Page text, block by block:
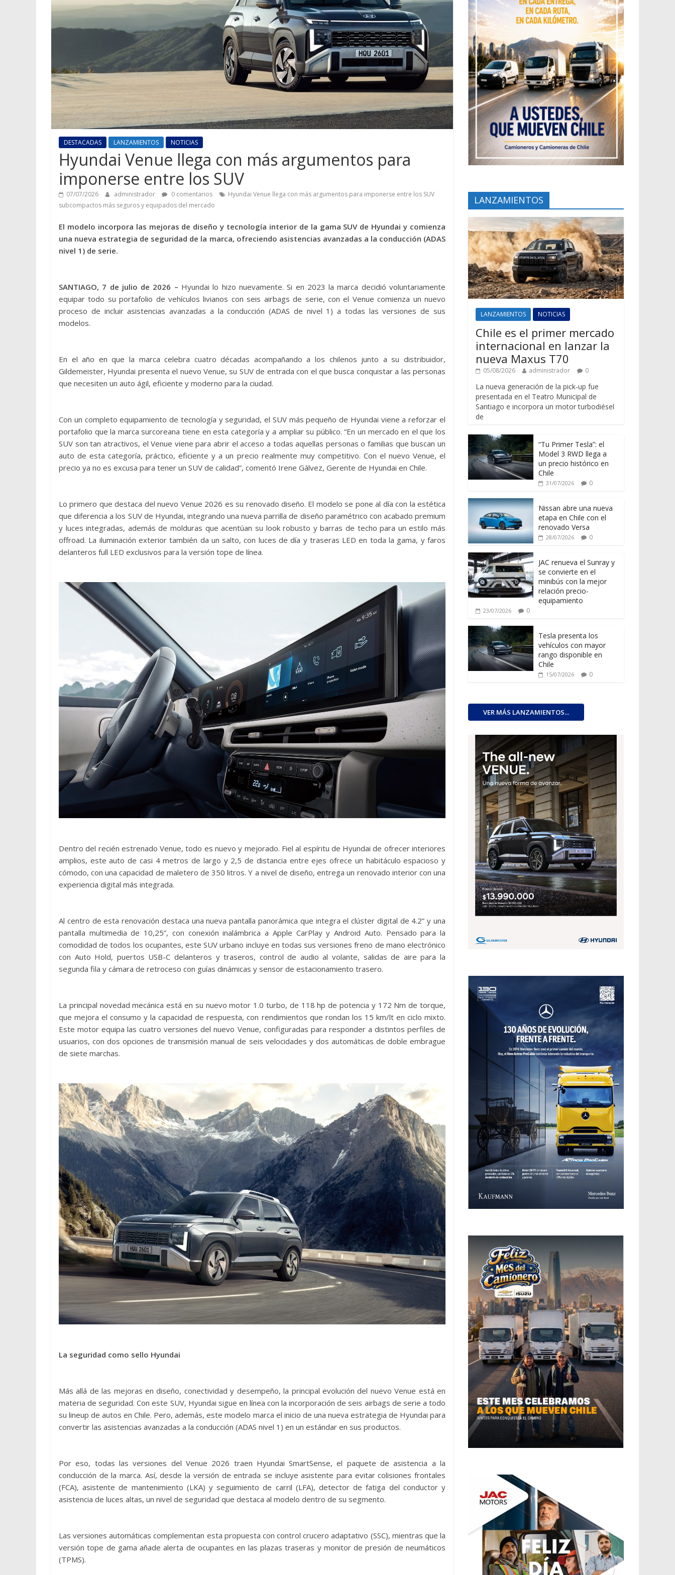
DESTACADAS LANZAMIENTOS NOTICIAS
Hyundai Venue llega con más argumentos para
imponerse entre los SUV
07/07/2026 administrador 0 comentarios
Hyundai Venue llega con más argumentos para imponerse entre los SUV
subcompactos más seguros y equipados del mercado
El modelo incorpora las mejoras de diseño y tecnología interior de la gama SUV de Hyundai y comienza
una nueva estrategia de seguridad de la marca, ofreciendo asistencias avanzadas a la conducción (ADAS
nivel 1) de serie.
SANTIAGO, 7 de julio de 2026 – Hyundai lo hizo nuevamente. Si en 2023 la marca decidió voluntariamente
equipar todo su portafolio de vehículos livianos con seis airbags de serie, con el Venue comienza un nuevo
proceso de incluir asistencias avanzadas a la conducción (ADAS de nivel 1) a todas las versiones de sus
modelos.
En el año en que la marca celebra cuatro décadas acompañando a los chilenos junto a su distribuidor,
Gildemeister, Hyundai presenta el nuevo Venue, su SUV de entrada con el que busca conquistar a las personas
que necesiten un auto ágil, eficiente y moderno para la ciudad.
Con un completo equipamiento de tecnología y seguridad, el SUV más pequeño de Hyundai viene a reforzar el
portafolio que la marca surcoreana tiene en esta categoría y a ampliar su público. “En un mercado en el que los
SUV son tan atractivos, el Venue viene para abrir el acceso a todas aquellas personas o familias que buscan un
auto de esta categoría, práctico, eficiente y a un precio realmente muy competitivo. Con el nuevo Venue, el
precio ya no es excusa para tener un SUV de calidad”, comentó Irene Gálvez, Gerente de Hyundai en Chile.
Lo primero que destaca del nuevo Venue 2026 es su renovado diseño. El modelo se pone al día con la estética
que diferencia a los SUV de Hyundai, integrando una nueva parrilla de diseño paramétrico con acabado premium
y luces integradas, además de molduras que acentúan su look robusto y barras de techo para un estilo más
offroad. La iluminación exterior también da un salto, con luces de día y traseras LED en toda la gama, y faros
delanteros full LED exclusivos para la versión tope de línea.
Dentro del recién estrenado Venue, todo es nuevo y mejorado. Fiel al espíritu de Hyundai de ofrecer interiores
amplios, este auto de casi 4 metros de largo y 2,5 de distancia entre ejes ofrece un habitáculo espacioso y
cómodo, con una capacidad de maletero de 350 litros. Y a nivel de diseño, entrega un renovado interior con una
experiencia digital más integrada.
Al centro de esta renovación destaca una nueva pantalla panorámica que integra el clúster digital de 4.2” y una
pantalla multimedia de 10,25”, con conexión inalámbrica a Apple CarPlay y Android Auto. Pensado para la
comodidad de todos los ocupantes, este SUV urbano incluye en todas sus versiones freno de mano electrónico
con Auto Hold, puertos USB-C delanteros y traseros, control de audio al volante, salidas de aire para la
segunda fila y cámara de retroceso con guías dinámicas y sensor de estacionamiento trasero.
La principal novedad mecánica está en su nuevo motor 1.0 turbo, de 118 hp de potencia y 172 Nm de torque,
que mejora el consumo y la capacidad de respuesta, con rendimientos que rondan los 15 km/lt en ciclo mixto.
Este motor equipa las cuatro versiones del nuevo Venue, configuradas para responder a distintos perfiles de
usuarios, con dos opciones de transmisión manual de seis velocidades y dos automáticas de doble embrague
de siete marchas.
La seguridad como sello Hyundai
Más allá de las mejoras en diseño, conectividad y desempeño, la principal evolución del nuevo Venue está en
materia de seguridad. Con este SUV, Hyundai sigue en línea con la incorporación de seis airbags de serie a todo
su lineup de autos en Chile. Pero, además, este modelo marca el inicio de una nueva estrategia de Hyundai para
convertir las asistencias avanzadas a la conducción (ADAS nivel 1) en un estándar en sus productos.
Por eso, todas las versiones del Venue 2026 traen Hyundai SmartSense, el paquete de asistencia a la
conducción de la marca. Así, desde la versión de entrada se incluye asistente para evitar colisiones frontales
(FCA), asistente de mantenimiento (LKA) y seguimiento de carril (LFA), detector de fatiga del conductor y
asistencia de luces altas, un nivel de seguridad que destaca al modelo dentro de su segmento.
Las versiones automáticas complementan esta propuesta con control crucero adaptativo (SSC), mientras que la
versión tope de gama añade alerta de ocupantes en las plazas traseras y monitor de presión de neumáticos
(TPMS).
LANZAMIENTOS
LANZAMIENTOS NOTICIAS
Chile es el primer mercado
internacional en lanzar la
nueva Maxus T70
05/08/2026 administrador 0
La nueva generación de la pick-up fue
presentada en el Teatro Municipal de
Santiago e incorpora un motor turbodiésel
de
“Tu Primer Tesla”: el
Model 3 RWD llega a
un precio histórico en
Chile
31/07/2026 0
Nissan abre una nueva
etapa en Chile con el
renovado Versa
28/07/2026 0
JAC renueva el Sunray y
se convierte en el
minibús con la mejor
relación precio-
equipamiento
23/07/2026 0
Tesla presenta los
vehículos con mayor
rango disponible en
Chile
15/07/2026 0
VER MÁS LANZAMIENTOS...